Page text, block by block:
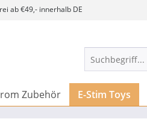
ab €49,- innerhalb DE
Zubehör E-Stim Toys